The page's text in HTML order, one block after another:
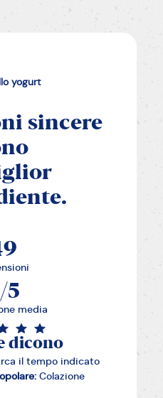
yogurt
sincere
5
media
dicono
il tempo indicato
Colazione